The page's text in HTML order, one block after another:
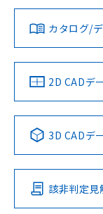
ダウンロードデー
みください。
ソフトウェアの使
LR型式承認
（イギリス
船舶規格）
No
その他の
カタログ/
2D CADデ
3D CADデ
該非判定